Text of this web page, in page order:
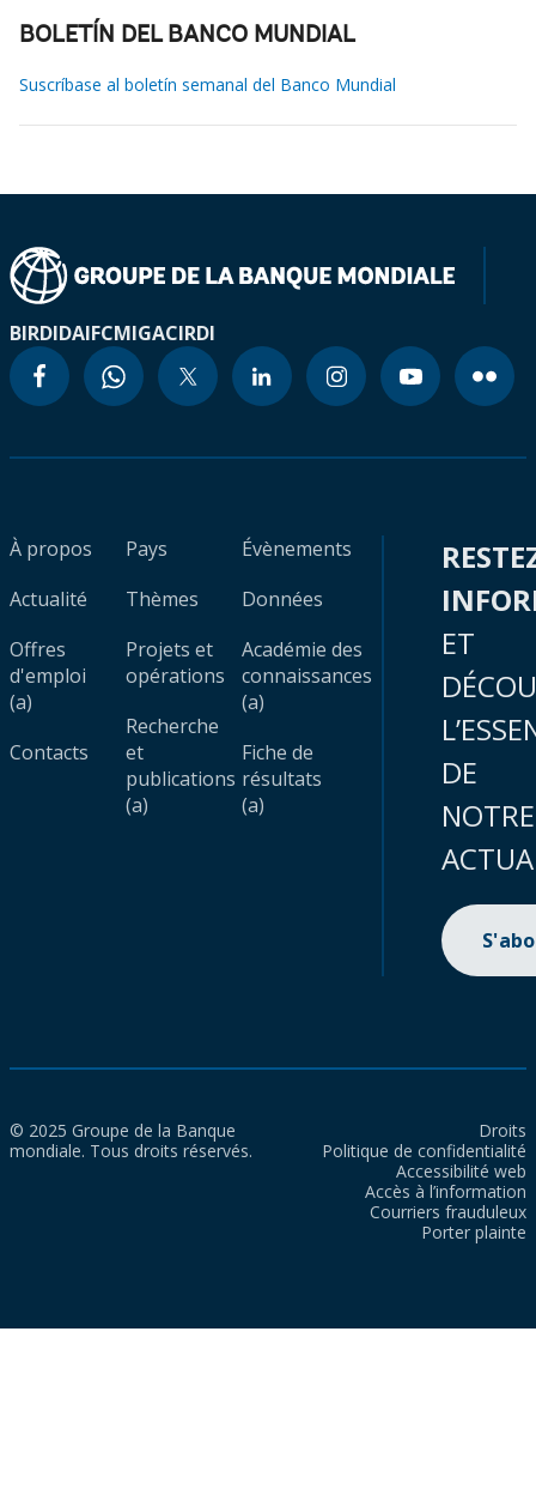
BOLETÍN DEL BANCO MUNDIAL
Suscríbase al boletín semanal del Banco Mundial
BIRDIDAIFCMIGACIRDI
À propos
Actualité
Offres
d'emploi
(a)
Contacts
Pays
Thèmes
Projets et
opérations
Recherche
et
publications
(a)
Évènements
Données
Académie des
connaissances
(a)
Fiche de
résultats
(a)
ET
DE
NOTRE
© 2025 Groupe de la Banque
mondiale. Tous droits réservés.
Droits
Politique de confidentialité
Accessibilité web
Accès à l’information
Courriers frauduleux
Porter plainte